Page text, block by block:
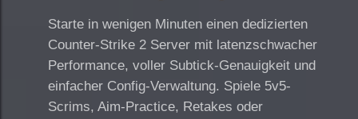
Starte in wenigen Minuten einen dedizierten
Counter-Strike 2 Server mit latenzschwacher
Performance, voller Subtick-Genauigkeit und
einfacher Config-Verwaltung. Spiele 5v5-
Scrims, Aim-Practice, Retakes oder